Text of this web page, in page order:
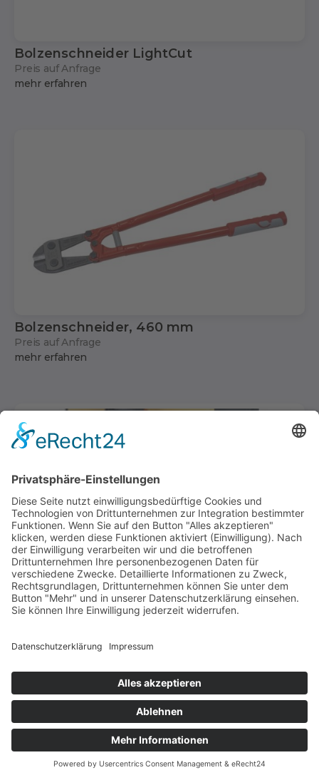
Bolzenschneider LightCut
Preis auf Anfrage
mehr erfahren
Bolzenschneider, 460 mm
Preis auf Anfrage
mehr erfahren
Waldbrandrucksack BAG-4H
Preis auf Anfrage
0